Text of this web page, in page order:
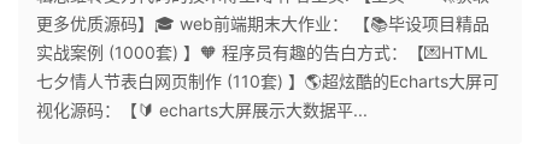
人
主
我
的
更多优质源码】🎓 web前端期末大作业： 【📚毕设项目精品
实战案例 (1000套) 】🧡 程序员有趣的告白方式：【💌HTML
七夕情人节表白网页制作 (110套) 】🌎超炫酷的Echarts大屏可
视化源码：【🔰 echarts大屏展示大数据平...